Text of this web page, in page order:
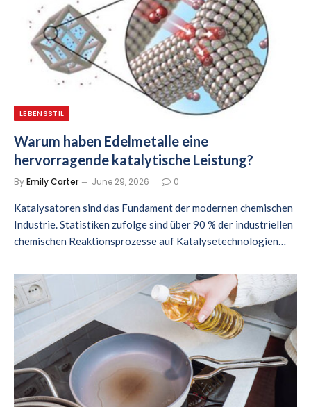
LEBENSSTIL
Warum haben Edelmetalle eine
hervorragende katalytische Leistung?
ByEmily Carter June 29, 2026 0
Katalysatoren sind das Fundament der modernen chemischen
Industrie. Statistiken zufolge sind über 90 % der industriellen
chemischen Reaktionsprozesse auf Katalysetechnologien…